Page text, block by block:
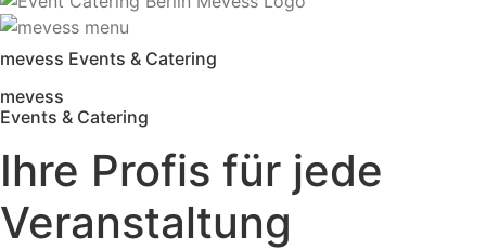
mevess Events & Catering
mevess
Events & Catering
Ihre Profis für jede
Veranstaltung